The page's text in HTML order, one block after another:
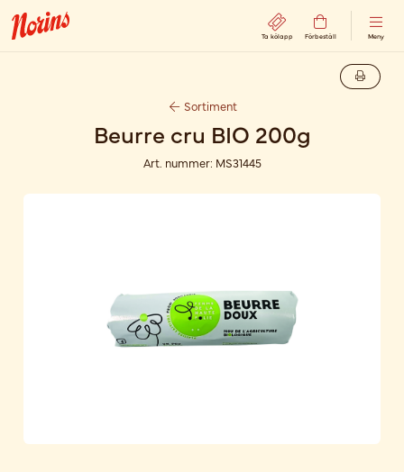
Ta kölapp Förbeställ Meny
Sortiment
Beurre cru BIO 200g
Art. nummer: MS31445